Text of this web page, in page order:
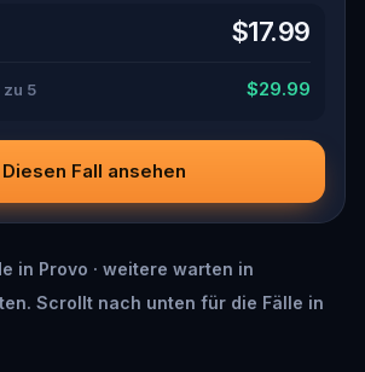
$17.99
zu 5 $29.99
Diesen Fall ansehen
in Provo · weitere warten in
Scrollt nach unten für die Fälle in